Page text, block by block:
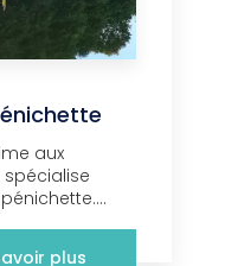
aux
spécialise
plus